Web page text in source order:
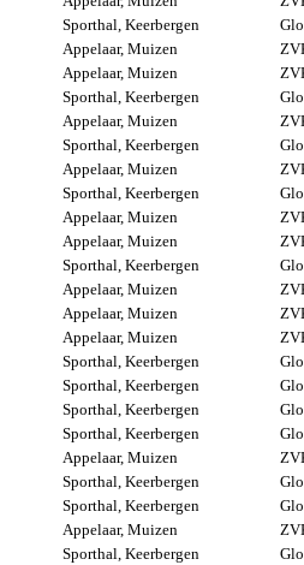
Sporthal, Keerbergen
Appelaar, Muizen
Appelaar, Muizen
Sporthal, Keerbergen
Appelaar, Muizen
Sporthal, Keerbergen
Appelaar, Muizen
Sporthal, Keerbergen
Appelaar, Muizen
Appelaar, Muizen
Sporthal, Keerbergen
Appelaar, Muizen
Appelaar, Muizen
Appelaar, Muizen
Sporthal, Keerbergen
Sporthal, Keerbergen
Sporthal, Keerbergen
Sporthal, Keerbergen
Appelaar, Muizen
Sporthal, Keerbergen
Sporthal, Keerbergen
Appelaar, Muizen
Sporthal, Keerbergen